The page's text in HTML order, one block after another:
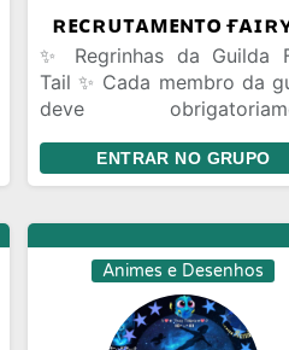
✨ Regrinhas da Guilda
Tail ✨ Cada membro da
deve
anime Fairy Tail
representar dentro da
pode repetir personagem
os membros. ⚠️
A escolha do
obrigatória para
ENTRAR NO GRUPO
Animes e Desenhos